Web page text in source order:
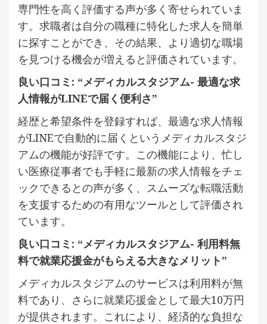
専門性を高く評価する声が多く寄せられていま
す。求職者は自分の職種に特化した求人を簡単
に探すことができ、その結果、より適切な職場
を見つける機会が増えると評価されています。
良い口コミ: “メディカルスタジアム- 最適な求
人情報がLINEで届く便利さ”
経歴と希望条件を登録すれば、最適な求人情報
がLINEで自動的に届くというメディカルスタジ
アムの機能が好評です。この機能により、忙し
い医療従事者でも手軽に最新の求人情報をチェ
ックできるとの声が多く、スムーズな転職活動
を支援するための有用なツールとして評価され
ています。
良い口コミ: “メディカルスタジアム- 利用料無
料で就業応援金がもらえる大きなメリット”
メディカルスタジアムのサービスは利用料が無
料であり、さらに就業応援金として最大10万円
が提供されます。これにより、経済的な負担な